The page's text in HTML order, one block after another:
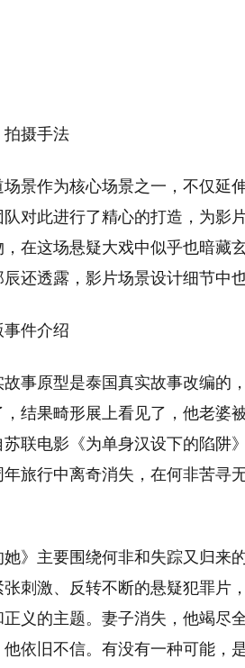
拍摄手法
景作为核心场景之一，不仅延
对此进行了精心的打造，为影
在这场悬疑大戏中似乎也暗藏
还透露，影片场景设计细节中
件介绍
事原型是泰国真实故事改编的
结果畸形展上看见了，他老婆
联电影《为单身汉设下的陷阱
旅行中离奇消失，在何非苦寻
》主要围绕何非和失踪又归来
刺激、反转不断的悬疑犯罪片
义的主题。妻子消失，他竭尽
依旧不信。有没有一种可能，